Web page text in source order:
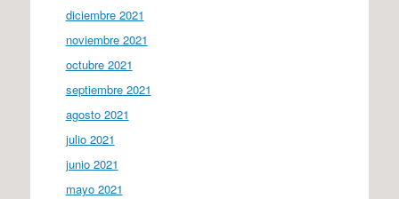
diciembre 2021
noviembre 2021
octubre 2021
septiembre 2021
agosto 2021
julio 2021
junio 2021
mayo 2021